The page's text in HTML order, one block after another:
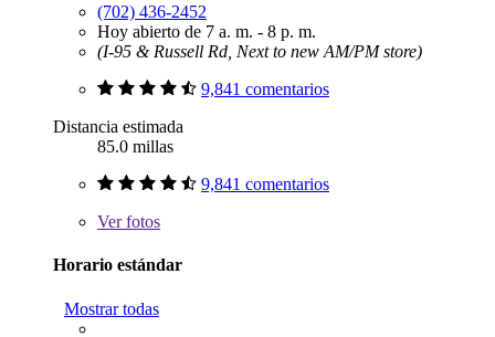
(702) 436-2452
Hoy abierto de 7 a. m. - 8 p. m.
(I-95 & Russell Rd, Next to new AM/PM store)
9,841 comentarios
Distancia estimada
85.0 millas
9,841 comentarios
Verfotos
Horario estándar
Mostrar todas